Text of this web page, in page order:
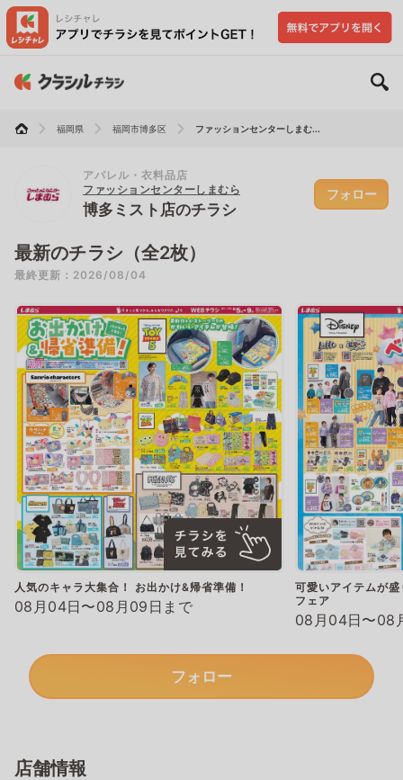
福岡県 福岡市博多区 ファッションセンターしまむ...
アパレル・衣料品店
ファッションセンターしまむら
博多ミスト店のチラシ
フォロー
最新のチラシ（全2枚）
最終更新：2026/08/04
人気のキャラ大集合！ お出かけ&帰省準備！
08月04日〜08月09日まで
可愛いアイテムが
フェア
08月04日〜08
フォロー
店舗情報